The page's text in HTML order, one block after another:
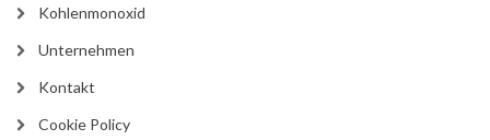
Kohlenmonoxid
Unternehmen
Kontakt
Cookie Policy